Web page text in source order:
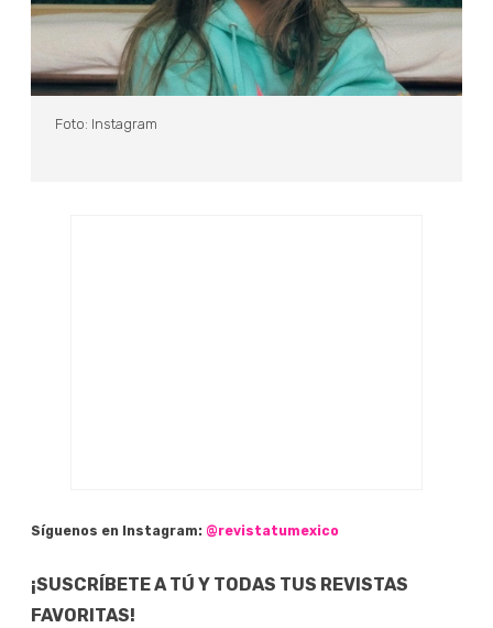
Foto: Instagram
Síguenos en Instagram: @revistatumexico
¡SUSCRÍBETE A TÚ Y TODAS TUS REVISTAS
FAVORITAS!